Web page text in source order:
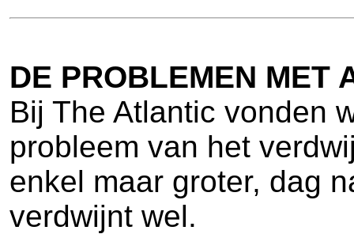
DE PROBLEMEN MET
Bij The Atlantic vonden
probleem van het
enkel maar groter, dag
verdwijnt wel.